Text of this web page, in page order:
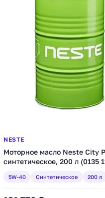
NESTE
Моторное масло Neste City
синтетическое, 200 л (0135
5W-40 Синтетическое 200 л